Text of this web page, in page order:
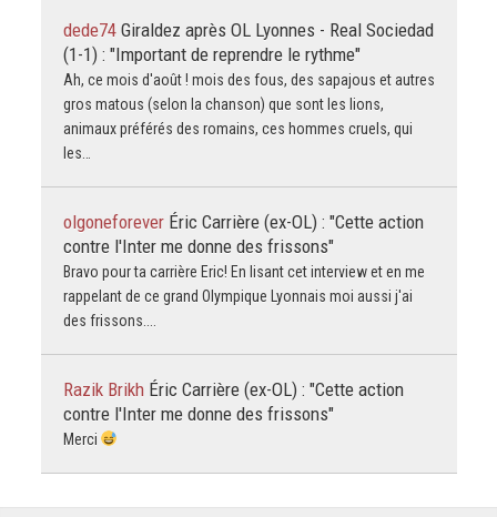
dede74 Giraldez après OL Lyonnes - Real Sociedad
(1-1) : "Important de reprendre le rythme"
Ah, ce mois d'août ! mois des fous, des sapajous et autres
gros matous (selon la chanson) que sont les lions,
animaux préférés des romains, ces hommes cruels, qui
les…
olgoneforever Éric Carrière (ex-OL) : "Cette action
contre l'Inter me donne des frissons"
Bravo pour ta carrière Eric! En lisant cet interview et en me
rappelant de ce grand Olympique Lyonnais moi aussi j'ai
des frissons....
Razik Brikh Éric Carrière (ex-OL) : "Cette action
contre l'Inter me donne des frissons"
Merci